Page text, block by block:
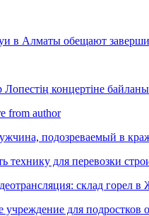
в Алматы обещают
концертіне
from author
подозреваемый в
технику для перевозки
склад горел
учреждение для